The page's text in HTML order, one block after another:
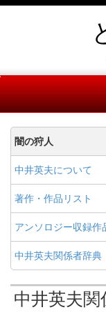
闇の狩人
中井英夫について
著作・作品リスト
アンソロジー収録作
中井英夫関係者辞典
中井英夫関